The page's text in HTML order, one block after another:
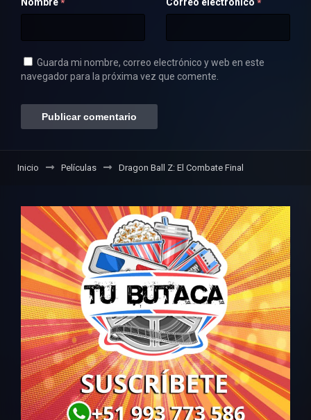
* *
Guarda mi nombre, correo electrónico y web en este
navegador para la próxima vez que comente.
Inicio Películas Dragon Ball Z: El Combate Final